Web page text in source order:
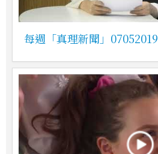
每週「真理新聞」07052019